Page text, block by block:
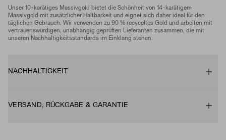
Unser 10-karätiges Massivgold bietet die Schönheit von 14-karätigem
Massivgold mit zusätzlicher Haltbarkeit und eignet sich daher ideal für den
täglichen Gebrauch. Wir verwenden zu 90 % recyceltes Gold und arbeiten mit
vertrauenswürdigen, unabhängig geprüften Lieferanten zusammen, die mit
unseren Nachhaltigkeitsstandards im Einklang stehen.
NACHHALTIGKEIT
VERSAND, RÜCKGABE & GARANTIE